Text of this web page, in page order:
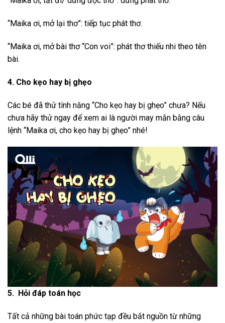
“Maika ơi, mở lại thơ”: tiếp tục phát thơ.
“Maika ơi, mở bài thơ “Con voi”: phát thơ thiếu nhi theo tên
bài.
4. Cho kẹo hay bị ghẹo
Các bé đã thử tính năng “Cho kẹo hay bị ghẹo” chưa? Nếu
chưa hãy thử ngay để xem ai là người may mắn bằng câu
lệnh “Maika ơi, cho kẹo hay bị ghẹo” nhé!
5. Hỏi đáp toán học
Tất cả những bài toán phức tạp đều bắt nguồn từ những